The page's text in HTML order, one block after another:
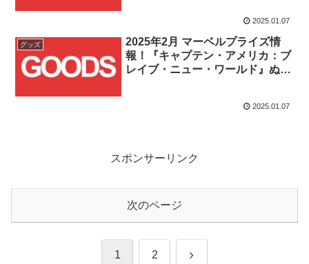
2025.01.07
グッズ
2025年2月 マーベルプライズ情
報！『キャプテン・アメリカ：ブ
レイブ・ニュー・ワールド』ぬい
2025.01.07
スポンサーリンク
次のページ
1 2 次